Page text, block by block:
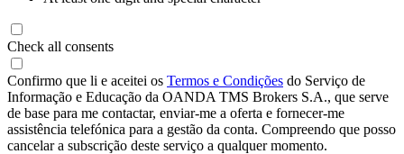
Check all consents
Confirmo que li e aceitei os Termos e Condições do Serviço de
Informação e Educação da OANDA TMS Brokers S.A., que serve
de base para me contactar, enviar-me a oferta e fornecer-me
assistência telefónica para a gestão da conta. Compreendo que posso
cancelar a subscrição deste serviço a qualquer momento.